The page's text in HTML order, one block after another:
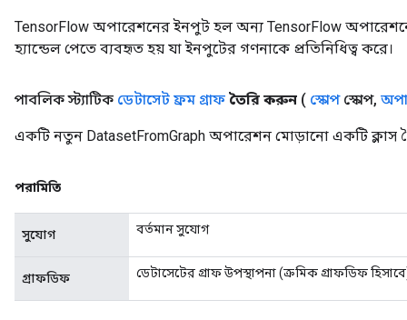
TensorFlow অপারেশনের ইনপুট হল অন্য TensorFlow
হ্যান্ডেল পেতে ব্যবহৃত হয় যা ইনপুটের গণনাকে প্রতিনিধিত্ব করে।
পাবলিক স্ট্যাটিক ডেটাসেট ফ্রম গ্রাফ তৈরি করুন ( স্কোপস্কোপ,
একটি নতুন DatasetFromGraph অপারেশন মোড়ানো একটি ক্লাস
পরামিতি
সুযোগ বর্তমান সুযোগ
গ্রাফডিফ ডেটাসেটের গ্রাফ উপস্থাপনা (ক্রমিক গ্রাফডিফ